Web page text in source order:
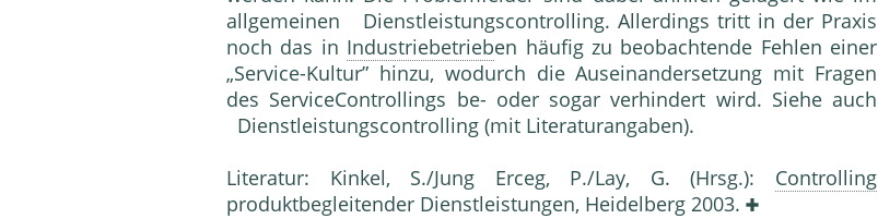
allgemeinen Dienstleis­tungscontrolling. Allerdings tritt in der Praxis
noch das in Industriebetrieben häufig zu beobachtende Fehlen einer
„Service-Kultur” hinzu, wodurch die Auseinandersetzung mit Fragen
des Service­Controllings be- oder sogar verhindert wird. Siehe auch
Dienstleistungscontrolling (mit Literaturangaben).
Literatur: Kinkel, S./Jung Erceg, P./Lay, G. (Hrsg.): Controlling
produktbegleitender Dienstleistun­gen, Heidelberg 2003.